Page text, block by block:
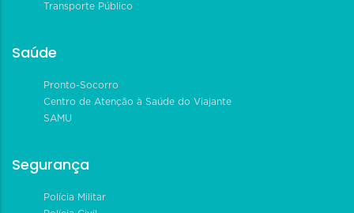
Transporte Público
Saúde
Pronto-Socorro
Centro de Atenção à Saúde do Viajante
SAMU
Segurança
Polícia Militar